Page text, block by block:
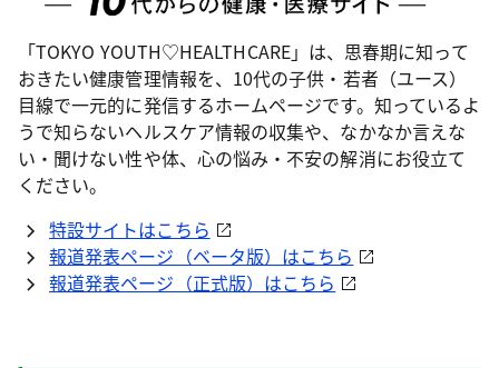
「TOKYO YOUTH♡HEALTHCARE」は、思春期に知って
おきたい健康管理情報を、10代の子供・若者（ユース）
目線で一元的に発信するホームページです。知っているよ
うで知らないヘルスケア情報の収集や、なかなか言えな
い・聞けない性や体、心の悩み・不安の解消にお役立て
ください。
特設サイトはこちら
報道発表ページ（ベータ版）はこちら
報道発表ページ（正式版）はこちら